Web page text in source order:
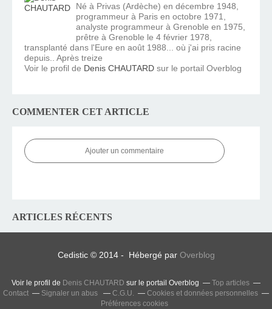
Né à Privas (Ardèche) en décembre 1948,
programmeur à Paris en octobre 1971,
analyste programmeur à Grenoble en 1975,
prêtre à Grenoble le 4 février 1978,
transplanté dans l'Eure en août 1988... où j'ai pris racine
depuis.. Après treize
Voir le profil de Denis CHAUTARD sur le portail Overblog
COMMENTER CET ARTICLE
Ajouter un commentaire
ARTICLES RÉCENTS
Cedistic © 2014 - Hébergé par Overblog
Voir le profil de Denis CHAUTARD sur le portail Overblog
Top articles
Contact
Signaler un abus C.G.U.
Cookies et données personnelles
Préférences cookies